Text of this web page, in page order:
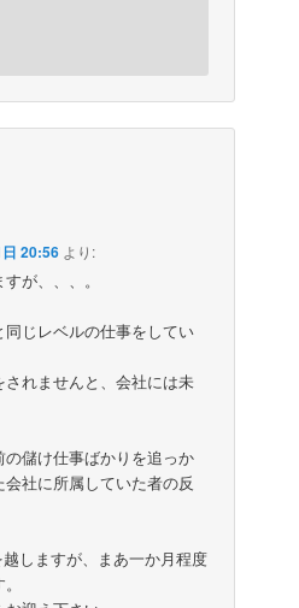
20:56 より:
が、、、。
じレベルの仕事をしてい
れませんと、会社には未
の儲け仕事ばかりを追っか
社に所属していた者の反
しますが、まあ一か月程度